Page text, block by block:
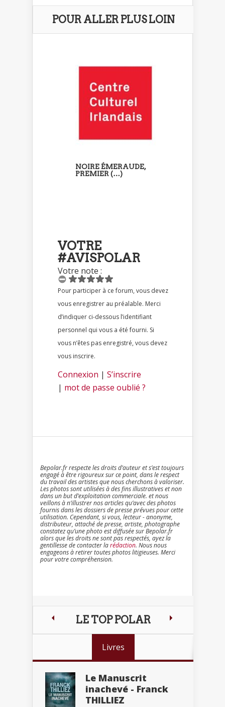
POUR ALLER PLUS LOIN
NOIRE ÉMERAUDE,
PREMIER (…)
VOTRE
#AVISPOLAR
Votre note :
Pour participer à ce forum, vous devez
vous enregistrer au préalable. Merci
d’indiquer ci-dessous l’identifiant
personnel qui vous a été fourni. Si
vous n’êtes pas enregistré, vous devez
vous inscrire.
Connexion | S’inscrire
| mot de passe oublié ?
Bepolar.fr respecte les droits d’auteur et s’est toujours
engagé à être rigoureux sur ce point, dans le respect
du travail des artistes que nous cherchons à valoriser.
Les photos sont utilisées à des fins illustratives et non
dans un but d’exploitation commerciale. et nous
veillons à n’illustrer nos articles qu’avec des photos
fournis dans les dossiers de presse prévues pour cette
utilisation. Cependant, si vous, lecteur - anonyme,
distributeur, attaché de presse, artiste, photographe
constatez qu’une photo est diffusée sur Bepolar.fr
alors que les droits ne sont pas respectés, ayez la
gentillesse de contacter larédaction. Nous nous
engageons à retirer toutes photos litigieuses. Merci
pour votre compréhension.
LE TOP POLAR
Livres
Le Manuscrit
inachevé - Franck
THILLIEZ